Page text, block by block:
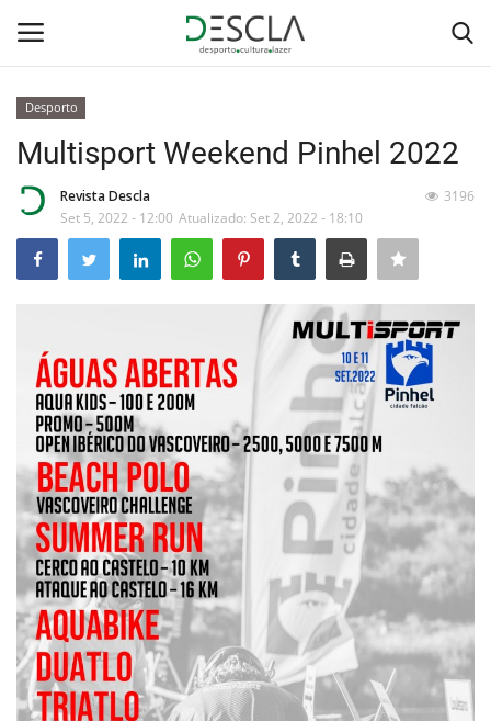
Home
...by Descla
Contactos
Sobre Nós
Educação
Estatuto Editorial
Saúde
Ficha técnica
Cultura
Desporto
Multisport Weekend Pinhel 2022
Revista Descla
Set 5, 2022 - 12:00 Atualizado: Set 2, 2022 - 18:10
3196